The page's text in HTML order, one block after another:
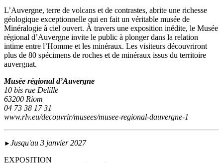
L’Auvergne, terre de volcans et de contrastes, abrite une richesse
géologique exceptionnelle qui en fait un véritable musée de
Minéralogie à ciel ouvert. À travers une exposition inédite, le Musée
régional d’Auvergne invite le public à plonger dans la relation
intime entre l’Homme et les minéraux. Les visiteurs découvriront
plus de 80 spécimens de roches et de minéraux issus du territoire
auvergnat.
Musée régional d’Auvergne
10 bis rue Delille
63200 Riom
04 73 38 17 31
www.rlv.eu/decouvrir/musees/musee-regional-dauvergne-1
► Jusqu'au 3 janvier 2027
EXPOSITION